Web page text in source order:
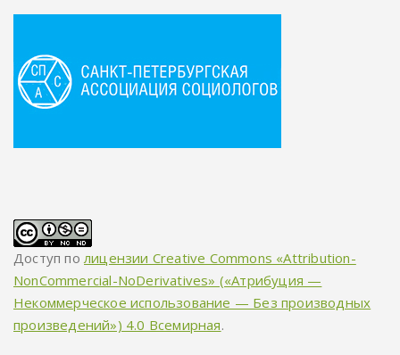
Доступ полицензии Creative Commons «Attribution-
NonCommercial-NoDerivatives» («Атрибуция —
Некоммерческое использование — Без производных
произведений») 4.0 Всемирная.